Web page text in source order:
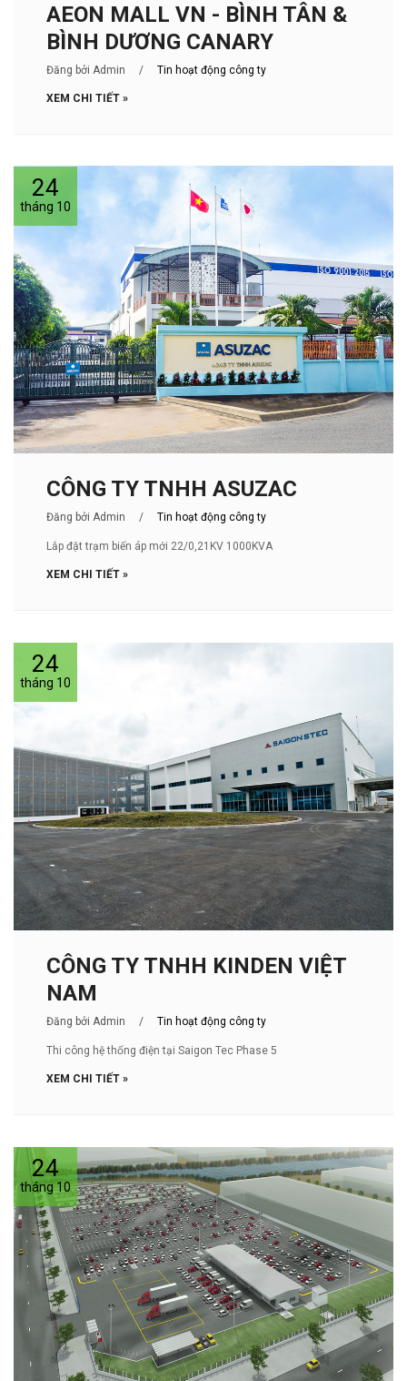
AEON MALL VN - BÌNH TÂN &
BÌNH DƯƠNG CANARY
Đăng bởi Admin / Tin hoạt động công ty
XEM CHI TIẾT »
24
tháng 10
CÔNG TY TNHH ASUZAC
Đăng bởi Admin / Tin hoạt động công ty
Lắp đặt trạm biến áp mới 22/0,21KV 1000KVA
XEM CHI TIẾT »
24
tháng 10
CÔNG TY TNHH KINDEN VIỆT
NAM
Đăng bởi Admin / Tin hoạt động công ty
Thi công hệ thống điện tại Saigon Tec Phase 5
XEM CHI TIẾT »
24
tháng 10